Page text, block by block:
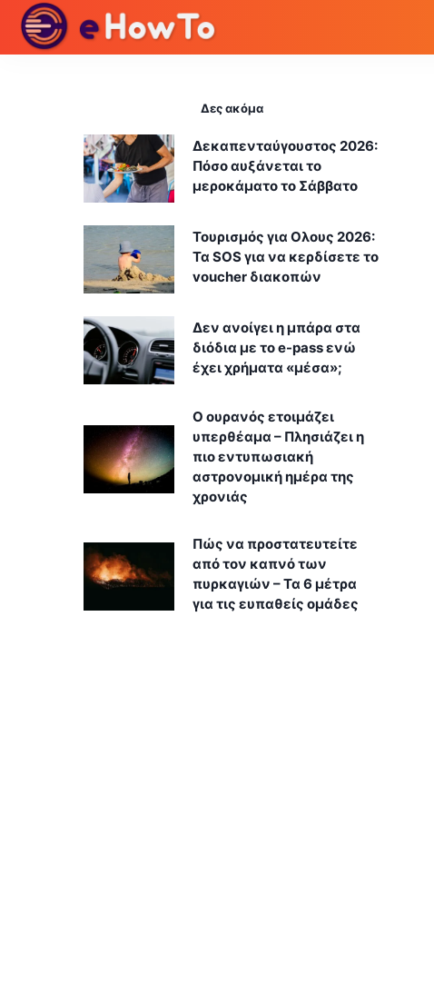
Δες ακόμα
Δεκαπενταύγουστος 2026:
Πόσο αυξάνεται το
μεροκάματο το Σάββατο
Τουρισμός για Ολους 2026:
Τα SOS για να κερδίσετε το
voucher διακοπών
Δεν ανοίγει η μπάρα στα
διόδια με το e-pass ενώ
έχει χρήματα «μέσα»;
Ο ουρανός ετοιμάζει
υπερθέαμα – Πλησιάζει η
πιο εντυπωσιακή
αστρονομική ημέρα της
χρονιάς
Πώς να προστατευτείτε
από τον καπνό των
πυρκαγιών – Τα 6 μέτρα
για τις ευπαθείς ομάδες